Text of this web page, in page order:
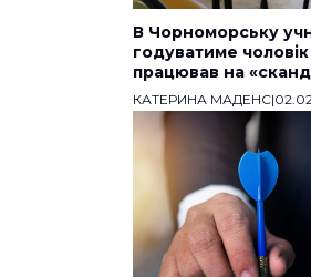
В Чорноморську
годуватиме
працював на
КАТЕРИНА МАДЕНС|